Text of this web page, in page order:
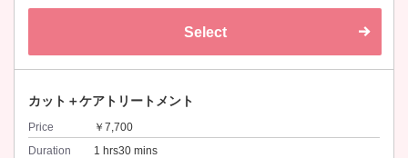
Select
カット＋ケアトリートメント
Price
￥7,700
Duration
1 hrs30 mins